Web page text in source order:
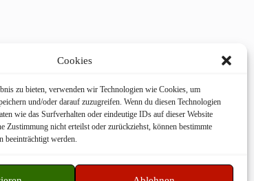
Cookies
zu bieten, verwenden wir Technologien wie Cookies, um
und/oder darauf zuzugreifen. Wenn du diesen Technologien
wie das Surfverhalten oder eindeutige IDs auf dieser Website
Zustimmung nicht erteilst oder zurückziehst, können bestimmte
beeinträchtigt werden.